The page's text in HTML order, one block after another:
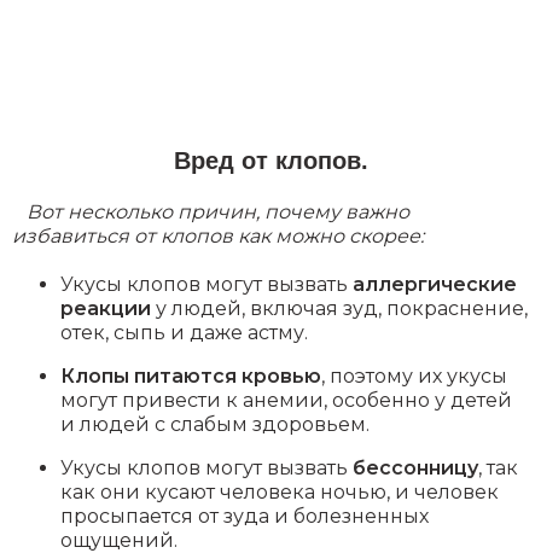
Вред от клопов.
Вот несколько причин, почему важно
избавиться от клопов как можно скорее:
Укусы клопов могут вызвать аллергические
реакции у людей, включая зуд, покраснение,
отек, сыпь и даже астму.
Клопы питаются кровью, поэтому их укусы
могут привести к анемии, особенно у детей
и людей с слабым здоровьем.
Укусы клопов могут вызвать бессонницу, так
как они кусают человека ночью, и человек
просыпается от зуда и болезненных
ощущений.